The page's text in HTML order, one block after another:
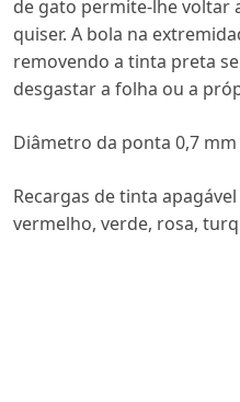
de gato permite-lhe voltar
quiser. A bola na
removendo a tinta preta
desgastar a folha ou a
Diâmetro da ponta 0,7 mm
Recargas de tinta
vermelho, verde, rosa,